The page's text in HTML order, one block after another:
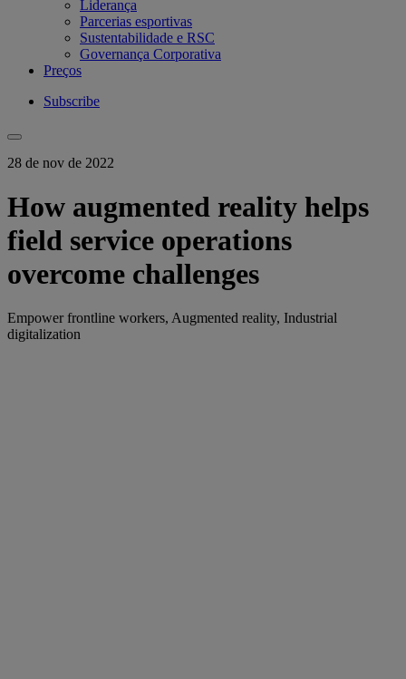
Liderança
Parcerias esportivas
Sustentabilidade e RSC
Governança Corporativa
Preços
Subscribe
28 de nov de 2022
How augmented reality helps
field service operations
overcome challenges
Empower frontline workers, Augmented reality, Industrial
digitalization